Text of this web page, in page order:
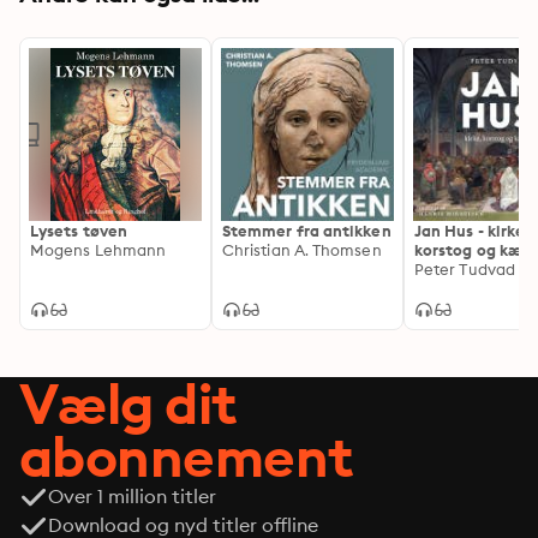
Lysets tøven
Mogens Lehmann
Stemmer fra antikken
Christian A. Thomsen
Jan Hus - kirke,
korstog og
Peter Tudvad
Vælg dit
abonnement
Over 1 million titler
Download og nyd titler offline